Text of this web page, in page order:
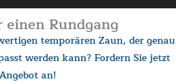
Rundgang
temporären Zaun, der genau
werden kann? Fordern Sie jetzt
an!